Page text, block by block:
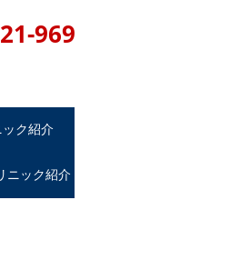
969
ック紹介
ニック紹介